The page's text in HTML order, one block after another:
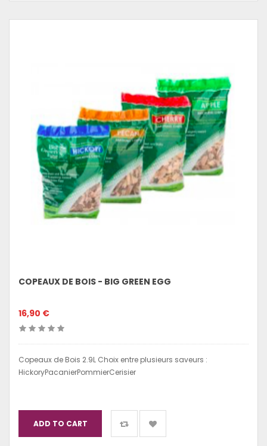
COPEAUX DE BOIS - BIG GREEN EGG
16,90 €
Copeaux de Bois 2.9L Choix entre plusieurs saveurs :
HickoryPacanierPommierCerisier
ADD TO CART